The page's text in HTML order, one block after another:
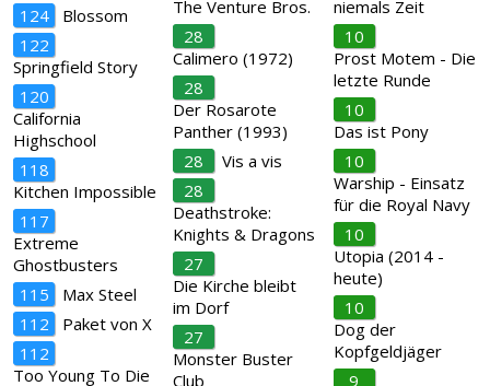
124
Blossom
122
Springfield Story
120
California
Highschool
118
Kitchen Impossible
117
Extreme
Ghostbusters
115
Max Steel
112
Paket von X
112
Too Young To Die
The Venture Bros.
28
Calimero (1972)
28
Der Rosarote
Panther (1993)
28
Vis a vis
28
Deathstroke:
Knights & Dragons
27
Die Kirche bleibt
im Dorf
27
Monster Buster
Club
niemals Zeit
10
Prost Motem - Die
letzte Runde
10
Das ist Pony
10
Warship - Einsatz
für die Royal Navy
10
Utopia (2014 -
heute)
10
Dog der
Kopfgeldjäger
9